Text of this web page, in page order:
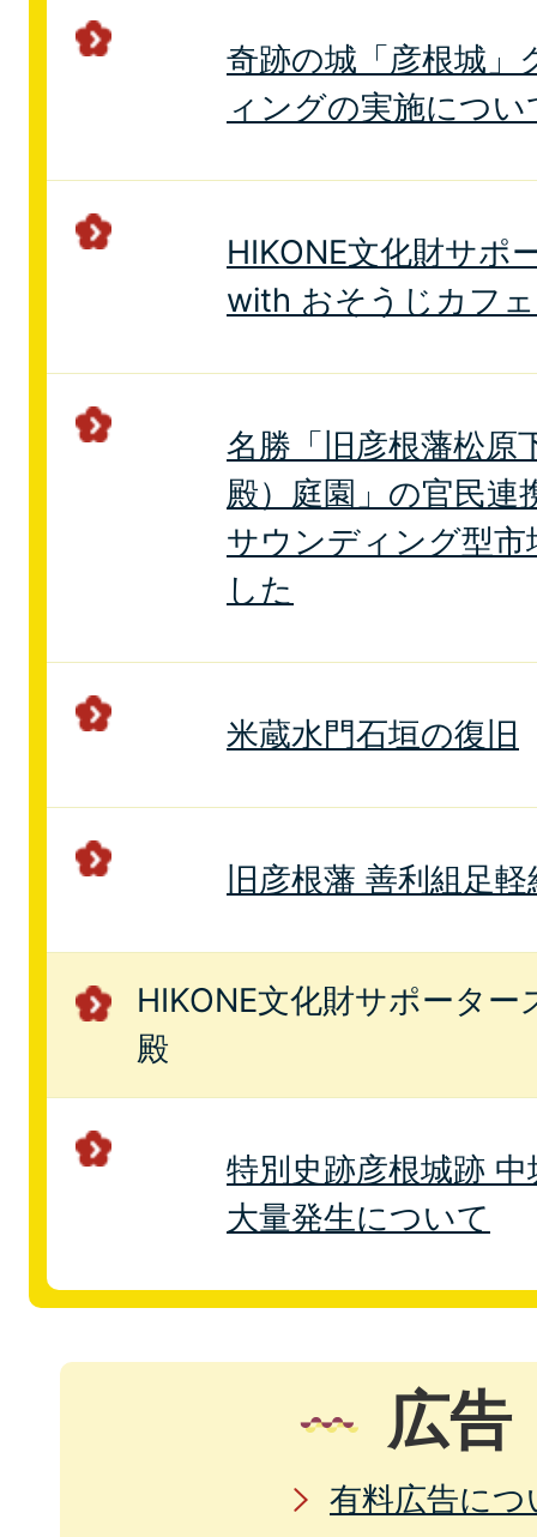
奇跡の城「彦根城」
ィングの実施につい
HIKONE文化財サポ
with おそうじカフ
名勝「旧彦根藩松原
殿）庭園」の官民連
サウンディング型
した
米蔵水門石垣の復旧
旧彦根藩 善利組足
HIKONE文化財サポータ
殿
特別史跡彦根城跡
大量発生について
広告
有料広告につ